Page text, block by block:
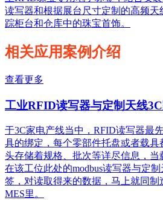
读写器和根据展台尺寸定制的高频
踪柜台和仓库中的珠宝首饰。
相关应用案例介绍
查看更多
工业RFID读写器与定制天线
于3C家电产线当中，RFID读写器最
具的绑定，每个零部件托盘或者载具
头存储着规格、批次等详尽信息，
在该工位此处的modbus读写器与定
签，对读取得来的数据，马上就同制
MES里。